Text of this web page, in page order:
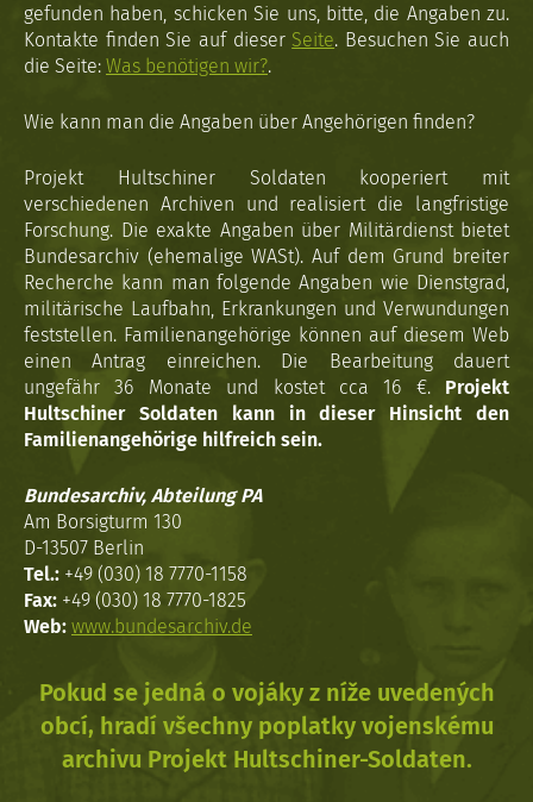
gefunden haben, schicken Sie uns, bitte, die Angaben zu.
Kontakte finden Sie auf dieser Seite. Besuchen Sie auch
die Seite: Was benötigen wir?.
Wie kann man die Angaben über Angehörigen finden?
Projekt Hultschiner Soldaten kooperiert mit
verschiedenen Archiven und realisiert die langfristige
Forschung. Die exakte Angaben über Militärdienst bietet
Bundesarchiv (ehemalige WASt). Auf dem Grund breiter
Recherche kann man folgende Angaben wie Dienstgrad,
militärische Laufbahn, Erkrankungen und Verwundungen
feststellen. Familienangehörige können auf diesem Web
einen Antrag einreichen. Die Bearbeitung dauert
ungefähr 36 Monate und kostet cca 16 €. Projekt
Hultschiner Soldaten kann in dieser Hinsicht den
Familienangehörige hilfreich sein.
Bundesarchiv, Abteilung PA
Am Borsigturm 130
D-13507 Berlin
Tel.: +49 (030) 18 7770-1158
Fax: +49 (030) 18 7770-1825
Web: www.bundesarchiv.de
Pokud se jedná o vojáky z níže uvedených
obcí, hradí všechny poplatky vojenskému
archivu Projekt Hultschiner-Soldaten.